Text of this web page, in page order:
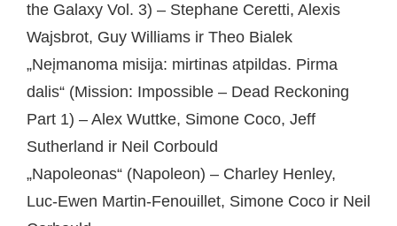
the Galaxy Vol. 3) – Stephane Ceretti, Alexis
Wajsbrot, Guy Williams ir Theo Bialek
„Neįmanoma misija: mirtinas atpildas. Pirma
dalis“ (Mission: Impossible – Dead Reckoning
Part 1) – Alex Wuttke, Simone Coco, Jeff
Sutherland ir Neil Corbould
„Napoleonas“ (Napoleon) – Charley Henley,
Luc-Ewen Martin-Fenouillet, Simone Coco ir Neil